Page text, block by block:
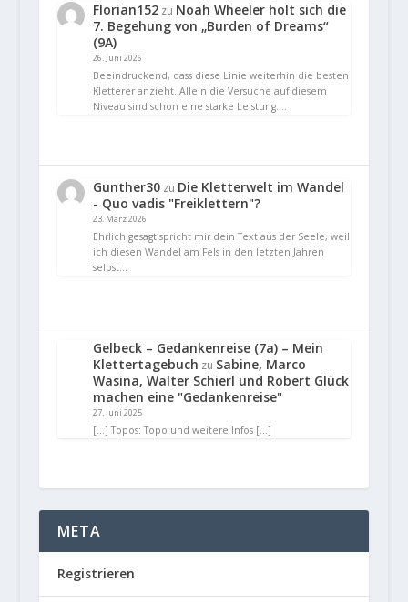
Florian152zu Noah Wheeler holt sich die
7. Begehung von „Burden of Dreams“
(9A)
26. Juni 2026
Beeindruckend, dass diese Linie weiterhin die besten
Kletterer anzieht. Allein die Versuche auf diesem
Niveau sind schon eine starke Leistung.…
Gunther30zu Die Kletterwelt im Wandel
- Quo vadis "Freiklettern"?
23. März 2026
Ehrlich gesagt spricht mir dein Text aus der Seele, weil
ich diesen Wandel am Fels in den letzten Jahren
selbst…
Gelbeck – Gedankenreise (7a) – Mein
Klettertagebuch zu Sabine, Marco
Wasina, Walter Schierl und Robert Glück
machen eine "Gedankenreise"
27. Juni 2025
[…] Topos: Topo und weitere Infos […]
META
Registrieren